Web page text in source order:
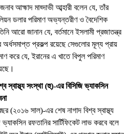
আহ্মাদ মাহ্দাভী আব্হারী বলেন যে, তাঁর
ডলার পরিমাণ অভ্যন্তরীণ ও বৈদেশিক
আরো জানান যে, বর্তমানে ইসলামী প্রজাতন্ত্র
অর্ধসমাপ্ত প্রকল্প রয়েছে সেগুলোর মূল্য প্রায়
করে যে, ইরানের এ খাতে বিপুল পরিমাণ
স্বাস্থ্য সংস্থা (হু)-এর বিসিজি ভ্যাকসিন
(২০১৬ সাল)-এর শেষ নাগাদ বিশ্ব স্বাস্থ্য
রফতানির সার্টিফিকেট লাভ করবে বলে